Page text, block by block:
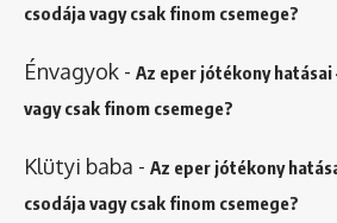
csodája vagy csak finom csemege?
Énvagyok - Az eper jótékony hatásai
vagy csak finom csemege?
Klütyi baba - Az eper jótékony
csodája vagy csak finom csemege?